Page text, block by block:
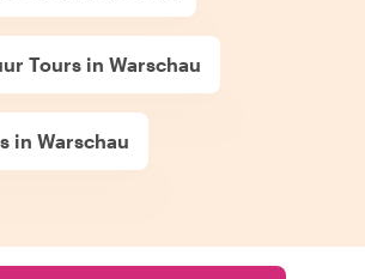
Tours in Warschau
in Warschau